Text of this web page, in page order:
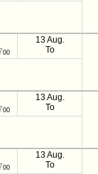
00
13 Aug.
To
00
13 Aug.
To
00
13 Aug.
To